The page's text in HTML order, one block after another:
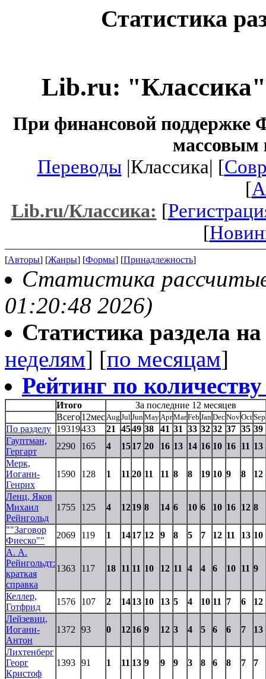
Статистика
Lib.ru:
При финансовой поддержке
массовым
Переводы|Классика| [
[
Lib.ru/Классика: [
[
[Авторы] [Жанры] [Формы] [Принадлежность]
Статистика
01:20:48 2026)
Статистика раздела
неделям] [по месяцам]
Рейтинг по
Итого
За последние 12 месяцев
Всего12мес Aug Jul Jun May AprMarFeb Jan DecNovOctSep
По разделу 19319433 21 4549 38 41 31 33 32 32 37 35 39
Гауптман,
Гергарт
2290 165 4 1517 20 16 13 14 16 10 16 11 13
Мерк,
Иоганн-
Генрих
1590 128 1 11 20 11 11 8 8 19 10 9 8 12
Ленц, Яков
Михаил
Рейнгольд
1755 125 4 1219 8 14 6 10 6 10 16 12 8
""Заговор
Фиеско""
2069 119 1 1417 12 9 8 5 7 12 11 13 10
А. А.
Рейнгольдт:
краткая
справка
1363 117 18 11 11 10 12 11 4 4 6 10 11 9
Келлер,
Готфрид
1576 107 2 1413 10 13 5 4 10 11 7 6
12
Лейзевиц,
Иоганн-
Антон
1372 93 0 1216 9 12 3 4 5 6 6 7 13
Лихтенберг
Георг
Кристоф
1393 91 1 11 13 9 9 9 3 8 6 8 7 7